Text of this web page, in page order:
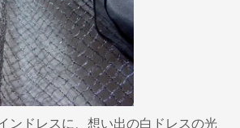
ンドレスに、想い出の白ドレスの光